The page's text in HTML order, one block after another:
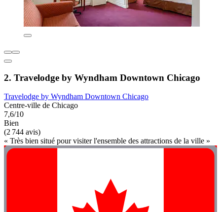
2. Travelodge by Wyndham Downtown Chicago
Travelodge by Wyndham Downtown Chicago
Centre-ville de Chicago
7,6/10
Bien
(2 744 avis)
« Très bien situé pour visiter l'ensemble des attractions de la ville »